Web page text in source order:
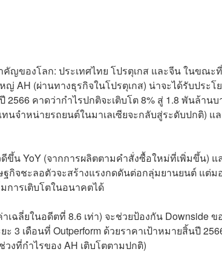
ญของโลก: ประเทศไทย โปรตุเกส และจีน ในขณะที่
AH (ผ่านทางธุรกิจในโปรตุเกส) น่าจะได้รับประโ
คาดว่ากำไรปกติจะเติบโต 8% สู่ 1.8 พันล้านบ
นจำหน่ายรถยนต์ในมาเลเซียจะกลับสู่ระดับปกติ) แ
ขึ้น YoY (จากการผลิตตามคำสั่งซื้อใหม่ที่เพิ่มขึ้น) แ
กิจชะลอตัวจะสร้างแรงกดดันต่อกลุ่มยานยนต์ แต่ม
การเติบโตในอนาคตได้
เฉลี่ยในอดีตที่ 8.6 เท่า) จะช่วยป้องกัน Downside ข
3 เดือนที่ Outperform ด้วยราคาเป้าหมายสิ้นปี
วงที่กำไรของ AH เติบโตตามปกติ)